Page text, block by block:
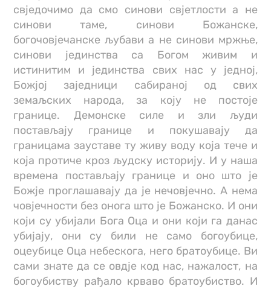
свједочимо да смо синови свјетлости а не
синови таме, синови Божанске,
богочовјечанске љубави а не синови мржње,
синови јединства са Богом живим и
истинитим и јединства свих нас у једној,
Божјој заједници сабираној од свих
земаљских народа, за коју не постоје
границе. Демонске силе и зли људи
постављају границе и покушавају да
границама зауставе ту живу воду која тече и
која протиче кроз људску историју. И у наша
времена постављају границе и оно што је
Божје проглашавају да је нечовјечно. А нема
човјечности без онога што је Божанско. И они
који су убијали Бога Оца и они који га данас
убијају, они су били не само богоубице,
оцеубице Оца небескога, него братоубице. Ви
сами знате да се овдје код нас, нажалост, на
богоубиству рађало крваво братоубиство. И